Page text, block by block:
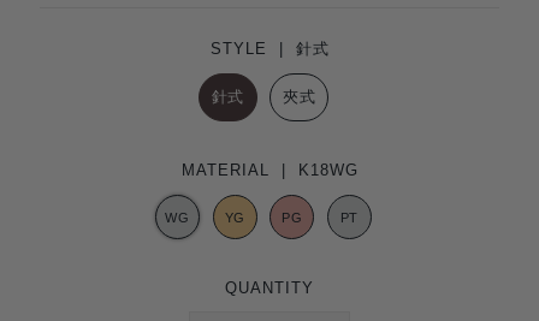
STYLE | 針式
針式 夾式
MATERIAL | K18WG
QUANTITY